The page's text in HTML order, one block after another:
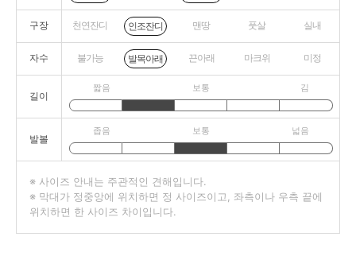
구장 천연잔디 인조잔디 맨땅 풋살 실내
자수 불가능 발목아래 끈아래 마크위 미정
길이
짧음 보통 김
발볼
좁음 보통 넓음
※ 사이즈 안내는 주관적인 견해입니다.
※ 막대가 정중앙에 위치하면 정 사이즈이고, 좌측이나 우측 끝에
위치하면 한 사이즈 차이입니다.